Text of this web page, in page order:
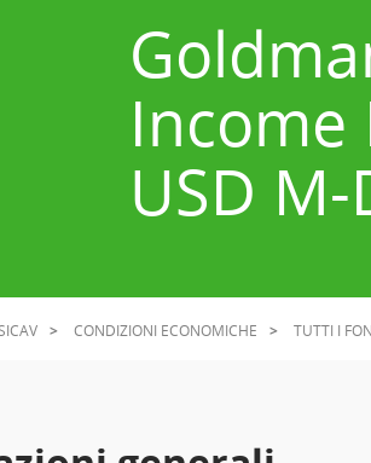
Income
USD M-
CONDIZIONI ECONOMICHE TUTTI I